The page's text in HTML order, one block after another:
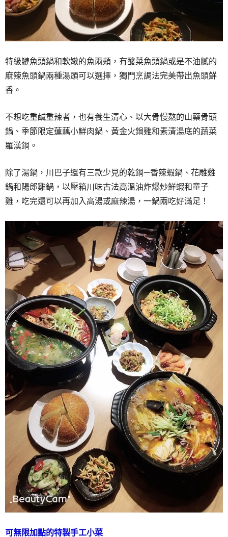
特級鰱魚頭鍋和軟嫩的魚兩頰，有酸菜魚頭鍋或是不油膩的
麻辣魚頭鍋兩種湯頭可以選擇，獨門烹調法完美帶出魚頭鮮
香。
不想吃重鹹重辣者，也有養生清心、以大骨慢熬的山藥骨頭
鍋、季節限定蓮藕小鮮肉鍋、黃金火鍋雞和素清湯底的蔬菜
羅漢鍋。
除了湯鍋，川巴子還有三款少見的乾鍋—香辣蝦鍋、花雕雞
鍋和陽郎雞鍋，以壓箱川味古法高溫油炸爆炒鮮蝦和童子
雞，吃完還可以再加入高湯或麻辣湯，一鍋兩吃好滿足！
可無限加點的特製手工小菜